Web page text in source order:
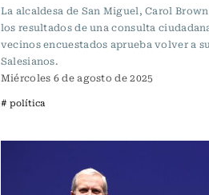
La alcaldesa de San Miguel, Carol
los resultados de una consulta
vecinos encuestados aprueba volver a
Salesianos.
Miércoles 6 de agosto de 2025
# política